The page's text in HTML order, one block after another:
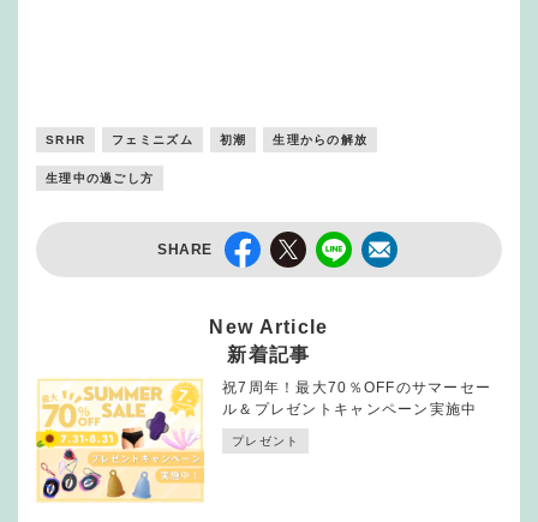
SRHR フェミニズム 初潮 生理からの解放
生理中の過ごし方
SHARE
New Article
新着記事
祝7周年！最大70％OFFのサマーセー
ル＆プレゼントキャンペーン実施中
プレゼント